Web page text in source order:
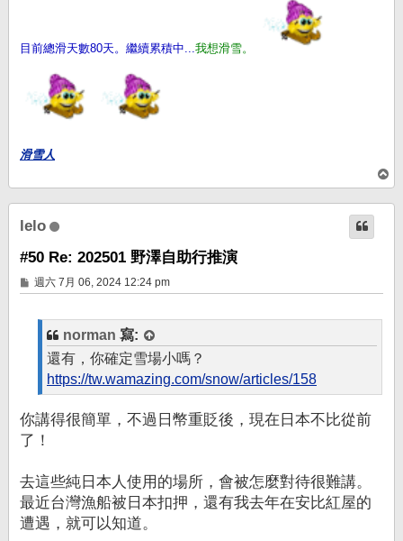
目前總滑天數80天。繼續累積中... 我想滑雪。
滑雪人
頂
端
lelo
#50 Re: 202501 野澤自助行推演
文
章
週六 7月 06, 2024 12:24 pm
norman 寫:
還有，你確定雪場小嗎？
https://tw.wamazing.com/snow/articles/158
你講得很簡單，不過日幣重貶後，現在日本不比從前
了！
去這些純日本人使用的場所，會被怎麼對待很難講。
最近台灣漁船被日本扣押，還有我去年在安比紅屋的
遭遇，就可以知道。